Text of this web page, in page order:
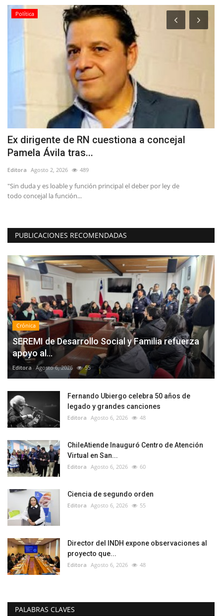
de
Tribunales
Internación provisoria para joven que
perpetró sendos robos...
Editora Mayo 9, 2026
Uno de los ilícitos, afectó al Local SOS Drinks de calle Max
Yungay y...
PUBLICACIONES RECOMENDADAS
Crónica
SEREMI de Desarrollo Social y Familia refuerza
apoyo al...
Editora Agosto 6, 2026 55
Fernando Ubiergo celebra 50 años de
legado y grandes canciones
Editora Agosto 6, 2026 48
ChileAtiende Inauguró Centro de Atención
Virtual en San...
Editora Agosto 6, 2026 60
Ciencia de segundo orden
Editora Agosto 6, 2026 55
Director del INDH expone observaciones al
proyecto que...
Editora Agosto 6, 2026 48
PALABRAS CLAVES